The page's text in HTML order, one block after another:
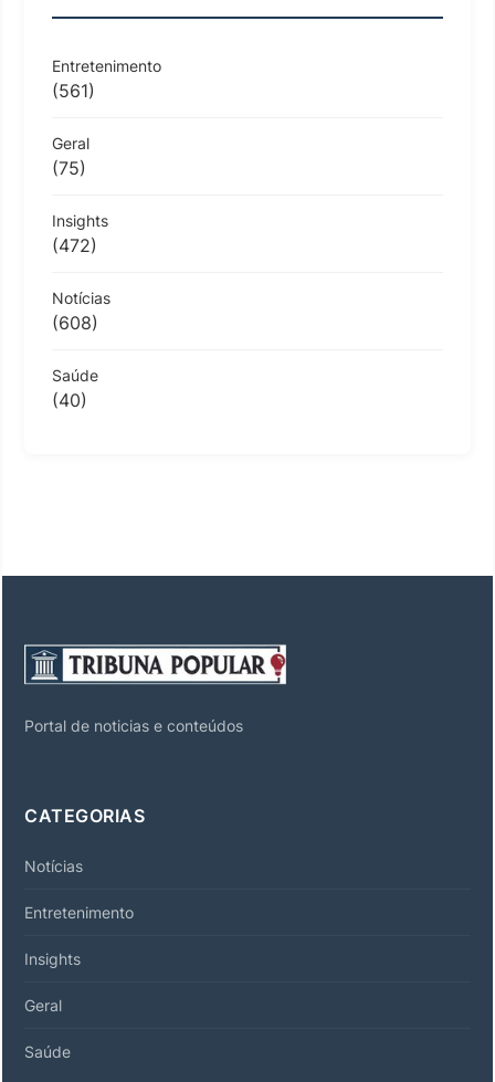
Entretenimento
(561)
Geral
(75)
Insights
(472)
Notícias
(608)
Saúde
(40)
Portal de noticias e conteúdos
CATEGORIAS
Notícias
Entretenimento
Insights
Geral
Saúde